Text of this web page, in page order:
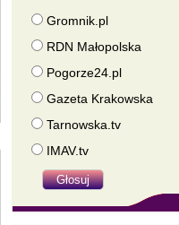
Gromnik.pl
RDN Małopolska
Pogorze24.pl
Gazeta Krakowska
Tarnowska.tv
IMAV.tv